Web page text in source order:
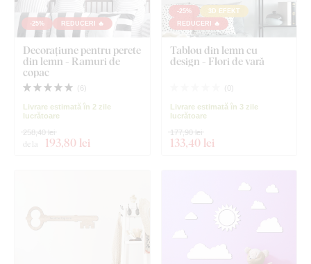
-25% REDUCERI 🔥
Decorațiune pentru perete
din lemn - Ramuri de
copac
( 6 )
Livrare estimată în 2 zile
lucrătoare
de la 193,80 lei
258,40 lei
-25%
3D EFEKT
REDUCERI 🔥
Tablou din lemn cu
design - Flori de vară
( 0)
Livrare estimată în 3 zile
lucrătoare
133,40 lei
177,90 lei